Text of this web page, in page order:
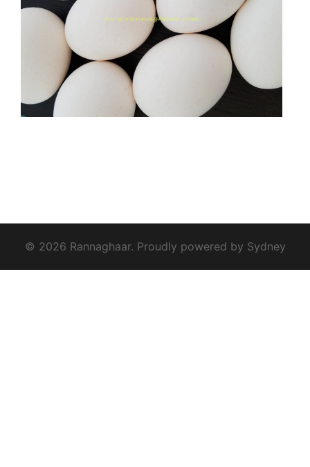
© 2026 Rannaghaar. Proudly powered by Sydney